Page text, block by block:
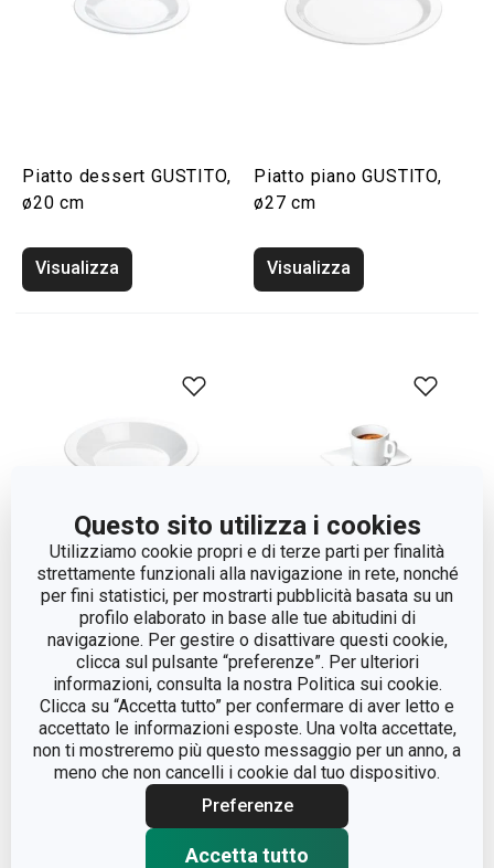
Questo sito utilizza i cookies
Utilizziamo cookie propri e di terze parti per finalità
strettamente funzionali alla navigazione in rete, nonché
per fini statistici, per mostrarti pubblicità basata su un
profilo elaborato in base alle tue abitudini di
navigazione. Per gestire o disattivare questi cookie,
clicca sul pulsante “preferenze”. Per ulteriori
informazioni, consulta la nostra Politica sui cookie.
Clicca su “Accetta tutto” per confermare di aver letto e
accettato le informazioni esposte. Una volta accettate,
non ti mostreremo più questo messaggio per un anno, a
meno che non cancelli i cookie dal tuo dispositivo.
Preferenze
Accetta tutto
Piatto dessert GUSTITO,
ø20 cm
Visualizza
Piatto piano GUSTITO,
ø27 cm
Visualizza
Piatto fondo GUSTITO,
ø22 cm
Visualizza
Tazzina caffè con
piattino GUSTITO
Visualizza